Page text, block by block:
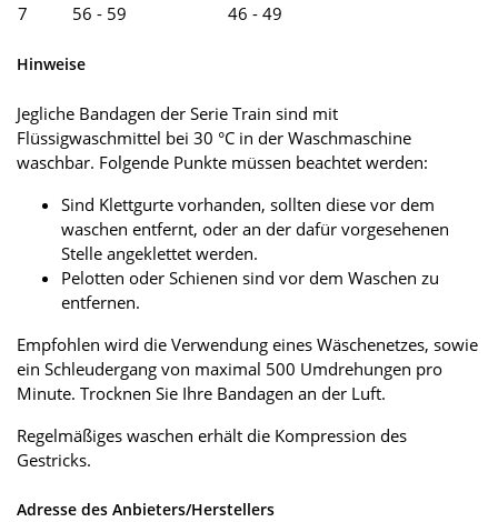
7
56 - 59 46 - 49
Hinweise
Jegliche Bandagen der Serie Train sind mit
Flüssigwaschmittel bei 30 °C in der Waschmaschine
waschbar. Folgende Punkte müssen beachtet werden:
Sind Klettgurte vorhanden, sollten diese vor dem
waschen entfernt, oder an der dafür vorgesehenen
Stelle angeklettet werden.
Pelotten oder Schienen sind vor dem Waschen zu
entfernen.
Empfohlen wird die Verwendung eines Wäschenetzes, sowie
ein Schleudergang von maximal 500 Umdrehungen pro
Minute. Trocknen Sie Ihre Bandagen an der Luft.
Regelmäßiges waschen erhält die Kompression des
Gestricks.
Adresse des Anbieters/Herstellers